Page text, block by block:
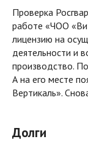
Проверка
работе «ЧОО
лицензию на
деятельности и
производство.
А на его месте
Вертикаль».
Долги